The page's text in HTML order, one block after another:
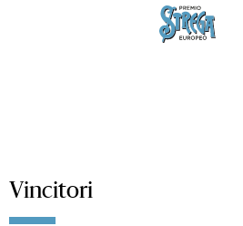
Vincitori